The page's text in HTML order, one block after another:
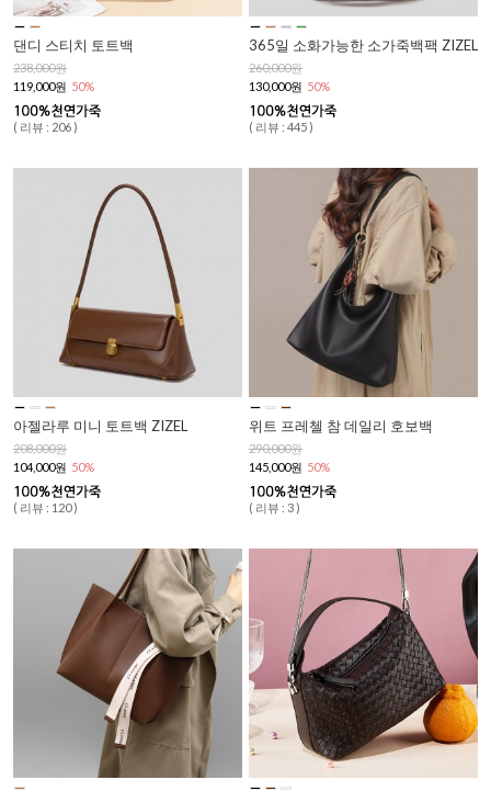
댄디 스티치 토트백
238,000원
119,000원 50%
( 리뷰 : 206 )
365일 소화가능한 소가죽백팩 ZIZEL
260,000원
130,000원 50%
( 리뷰 : 445 )
아젤라루 미니 토트백 ZIZEL
208,000원
104,000원 50%
( 리뷰 : 120 )
위트 프레첼 참 데일리 호보백
290,000원
145,000원 50%
( 리뷰 : 3 )